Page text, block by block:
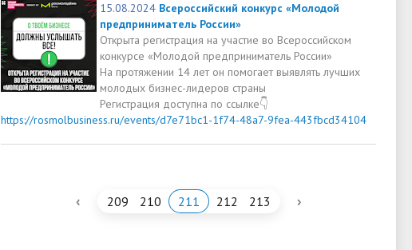
15.08.2024 Всероссийский конкурс «Молодой
предприниматель России»
Открыта регистрация на участие во Всероссийском
конкурсе «Молодой предприниматель России»
На протяжении 14 лет он помогает выявлять лучших
молодых бизнес-лидеров страны
Регистрация доступна по ссылке👇
https://rosmolbusiness.ru/events/d7e71bc1-1f74-48a7-9fea-443fbcd34104
‹ 209 210 211 212 213 ›